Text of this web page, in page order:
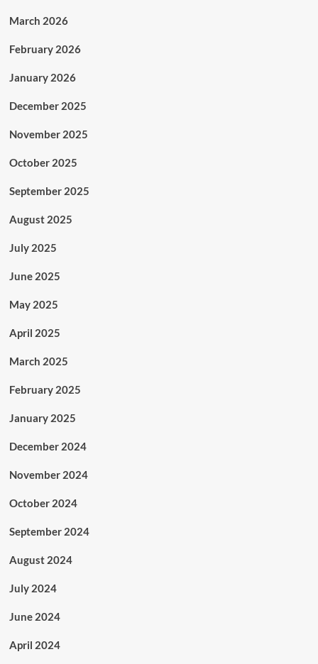
March 2026
February 2026
January 2026
December 2025
November 2025
October 2025
September 2025
August 2025
July 2025
June 2025
May 2025
April 2025
March 2025
February 2025
January 2025
December 2024
November 2024
October 2024
September 2024
August 2024
July 2024
June 2024
April 2024